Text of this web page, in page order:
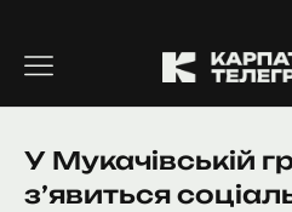
вмісту
У Мукачівській
зʼявиться